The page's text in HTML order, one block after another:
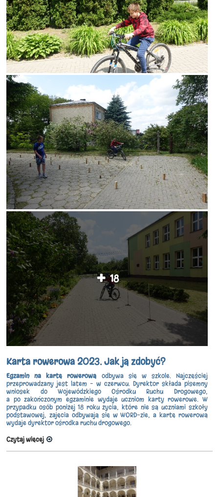
18
Karta rowerowa 2023. Jak ją zdobyć?
Egzamin na kartę rowerową
odbywa się w szkole. Najczęściej
przeprowadzany jest latem – w czerwcu. Dyrektor składa pisemny
wniosek do Wojewódzkiego Ośrodku Ruchu Drogowego,
a po zakończonym egzaminie wydaje uczniom karty rowerowe. W
przypadku osób poniżej 18 roku życia, które nie są uczniami szkoły
podstawowej, zajęcia odbywają się w WORD-zie, a kartę rowerową
wydaje dyrektor ośrodka ruchu drogowego.
Czytaj więcej